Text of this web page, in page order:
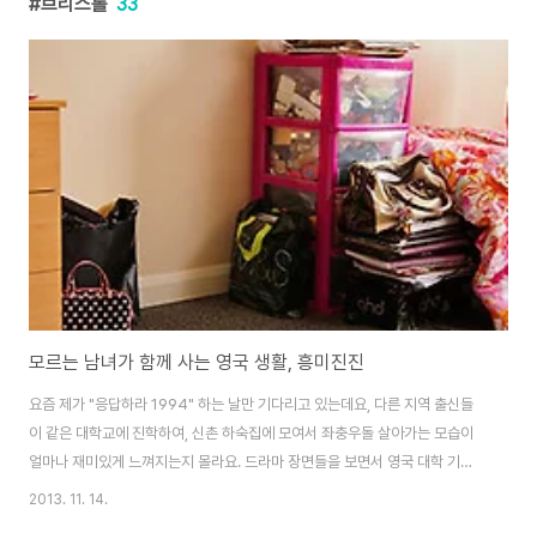
모르는 남녀가 함께 사는 영국 생활, 흥미진진
요즘 제가 "응답하라 1994" 하는 날만 기다리고 있는데요, 다른 지역 출신들
이 같은 대학교에 진학하여, 신촌 하숙집에 모여서 좌충우돌 살아가는 모습이
얼마나 재미있게 느껴지는지 몰라요. 드라마 장면들을 보면서 영국 대학 기숙
사에서 살았던 저의 첫 경험(?)이 떠올랐습니다. (출처: TVN 응답하라 1994)
2013. 11. 14.